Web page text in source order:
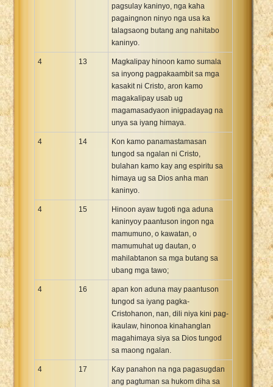
pagsulay kaninyo, nga kaha
pagaingnon ninyo nga usa ka
talagsaong butang ang nahitabo
kaninyo.
4 13
Magkalipay hinoon kamo sumala
sa inyong pagpakaambit sa mga
kasakit ni Cristo, aron kamo
magakalipay usab ug
magamasadyaon inigpadayag na
unya sa iyang himaya.
4 14
Kon kamo panamastamasan
tungod sa ngalan ni Cristo,
bulahan kamo kay ang espiritu sa
himaya ug sa Dios anha man
kaninyo.
4 15
Hinoon ayaw tugoti nga aduna
kaninyoy paantuson ingon nga
mamumuno, o kawatan, o
mamumuhat ug dautan, o
mahilabtanon sa mga butang sa
ubang mga tawo;
4 16
apan kon aduna may paantuson
tungod sa iyang pagka-
Cristohanon, nan, dili niya kini pag-
ikaulaw, hinonoa kinahanglan
magahimaya siya sa Dios tungod
sa maong ngalan.
4 17
Kay panahon na nga pagasugdan
ang pagtuman sa hukom diha sa